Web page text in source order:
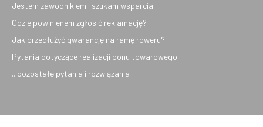
Jestem zawodnikiem i szukam wsparcia
Gdzie powinienem zgłosić reklamację?
Jak przedłużyć gwarancję na ramę roweru?
Pytania dotyczące realizacji bonu towarowego
...pozostałe pytania i rozwiązania